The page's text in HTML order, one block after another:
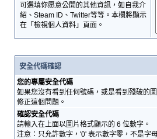
可選填你愿意公開的其他資訊，如自我介
紹、Steam ID、Twitter等等。本欄將顯示
在「檢視個人資料」頁面。
安全代碼確認
您的專屬安全代碼
如果您沒有看到任何號碼，或是看到殘破的
修正這個問題。
確認安全代碼
請輸入在上面以圖片格式顯示的 6 位數字。
注意：只允許數字，'0' 表示數字零，不是字